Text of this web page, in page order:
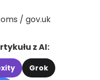
/ gov.uk
z AI:
Grok